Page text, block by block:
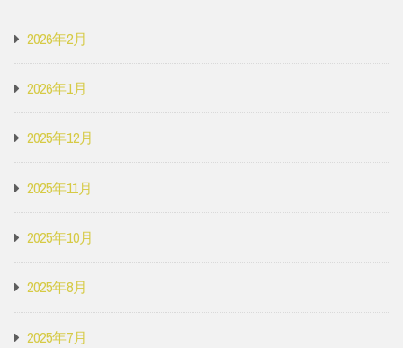
2026年2月
2026年1月
2025年12月
2025年11月
2025年10月
2025年8月
2025年7月